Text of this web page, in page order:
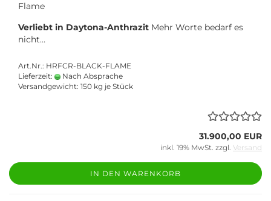
Flame
Verliebt in Daytona-Anthrazit Mehr Worte bedarf es
nicht…
Art.Nr.: HRFCR-BLACK-FLAME
Lieferzeit:
Nach Absprache
Versandgewicht: 150 kg je Stück
31.900,00 EUR
inkl. 19% MwSt. zzgl. Versand
IN DEN WARENKORB